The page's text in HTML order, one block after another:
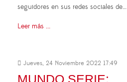
seguidores en sus redes sociales de…
Leer más ...
Jueves, 24 Noviembre 2022 17:49
MUNDO SERIE: